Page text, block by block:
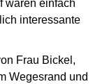
waren einfach
interessante
Frau Bickel,
Wegesrand und